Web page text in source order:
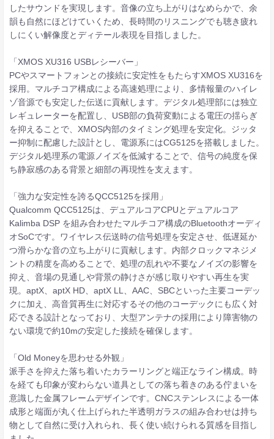
したサウンドを実現します。音像の立ち上がりはなめらかで、余
韻も自然にほどけていくため、長時間のリスニングでも聴き疲れ
しにくい解像度とディテール表現を目指しました。
「XMOS XU316 USBレシーバー」
PCやスマートフォンとの接続に安定性をもたらすXMOS XU316を
採用。マルチコア構成による高速処理により、多情報量のハイレ
ゾ音源でも安定した伝送に貢献します。デジタル処理部には独立
レギュレーターを配置し、USB部の負荷変動による電圧の揺らぎ
を抑えることで、XMOS内部のタイミング処理を安定化。ジッタ
ー抑制に配慮した設計とし、電源系にはCG5125を搭載しました。
デジタル処理系の電源ノイズを低減することで、信号の純度を保
ち静寂感のある背景と細部の再現性を支えます。
「強力な安定性を誇るQCC5125を採用」
Qualcomm QCC5125は、デュアルコアCPUとデュアルコア
Kalimba DSP を組み合わせたマルチコア構成のBluetoothオーディ
オSoCです。ワイヤレス伝送時の信号処理を安定させ、低遅延か
つ滑らかな音の立ち上がりに貢献します。内部クロックマネジメ
ントの精度を高めることで、処理の乱れや不要なノイズの影響を
抑え、音場の見通しや背景の静けさが感じ取りやすい再生を実
現。aptX、aptX HD、aptX LL、AAC、SBCといった主要コーデッ
クに加え、高音質再生に対応するその他のコーデックにも広く対
応できる設計となっており、大型アンテナの採用により障害物の
ない環境で約10mの安定した接続を確保します。
「Old Moneyを思わせる外観」
派手さを抑えた落ち着いたカラーリングと端正なライン構成。時
を経ても印象が変わらない道具としての落ち着きのある佇まいを
意識した金属フレームデザインです。CNCステンレスによる一体
成形と端面が丸く仕上げられた半透明ガラスの組み合わせは持ち
物として自然に受け入れられ、長く使い続けられる質感を目指し